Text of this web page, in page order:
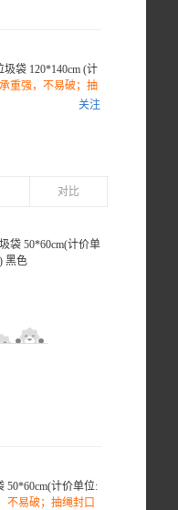
袋 120*140cm (计
重强，不易破；抽
；环保材质，降解
关注
对比
50*60cm(计价单位:
不易破；抽绳封口